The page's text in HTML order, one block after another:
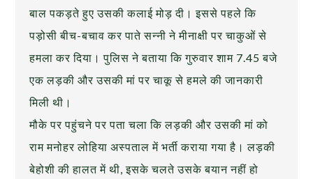
बाल पकड़ते हुए उसकी कलाई मोड़ दी। इससे पहले कि
पड़ोसी बीच-बचाव कर पाते सन्‍नी ने मीनाक्षी पर चाकुओं से
हमला कर दिया। पुलिस ने बताया कि गुरुवार शाम 7.45 बजे
एक लड़की और उसकी मां पर चाकू से हमले की जानकारी
मिली थी।
मौके पर पहुंचने पर पता चला‍ कि लड़की और उसकी मां को
राम मनोहर लोहिया अस्पताल में भर्ती कराया गया है। लड़की
बेहोशी की हालत में थी, इसके चलते उसके बयान नहीं हो